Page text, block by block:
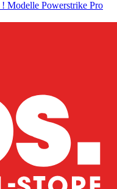
! Modelle Powerstrike Pro